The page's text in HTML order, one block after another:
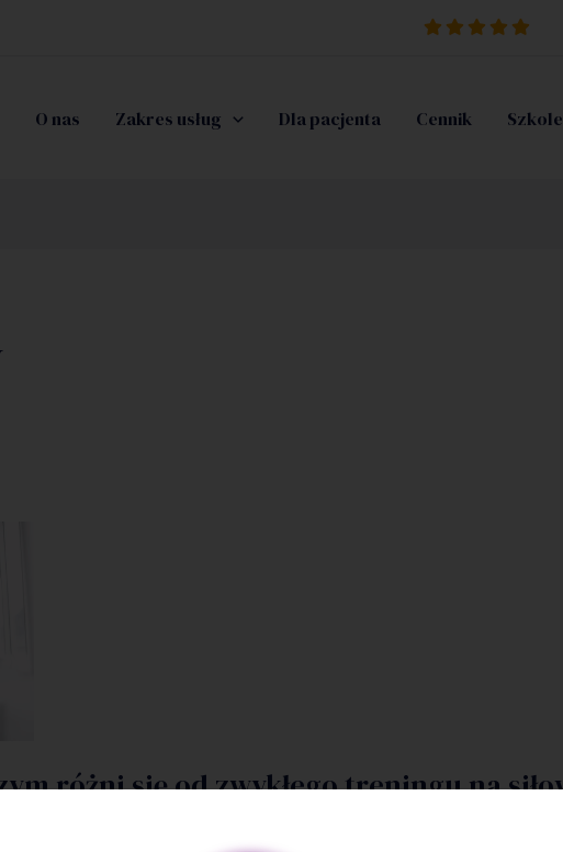
O nas Zakres usług Dla pacjenta Cennik
różni się od zwykłego treningu na
część zdrowego stylu życia. Jednak różnorodność